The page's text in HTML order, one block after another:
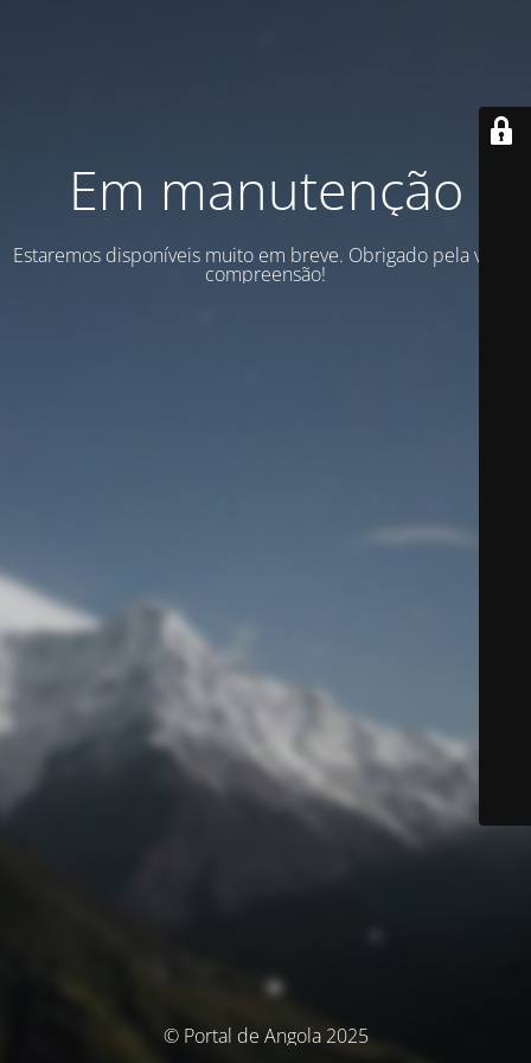
Em manutenção
Estaremos disponíveis muito em breve. Obrigado pela vossa
compreensão!
© Portal de Angola 2025